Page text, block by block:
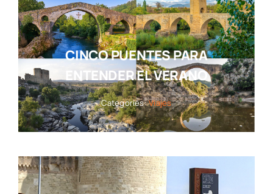
CINCO PUENTES PARA
ENTENDER EL VERANO
Categories:Viajes